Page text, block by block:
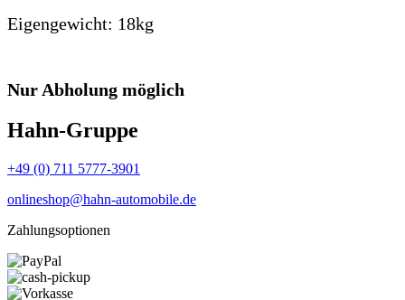
Eigengewicht: 18kg
Nur Abholung möglich
Hahn-Gruppe
+49 (0) 711 5777-3901
onlineshop@hahn-automobile.de
Zahlungsoptionen